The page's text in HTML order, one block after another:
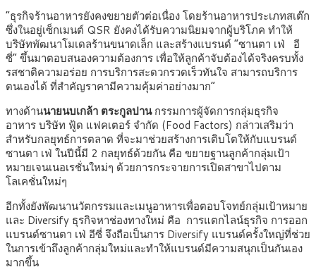
“ธุรกิจร้านอาหารยังคงขยายตัวต่อเนื่อง โดยร้านอาหารประเภทสเต๊ก
ซึ่งในอยู่เซ็กเมนต์ QSR ยังคงได้รับความนิยมจากผู้บริโภค ทำให้
บริษัทพัฒนาโมเดลร้านขนาดเล็ก และสร้างแบรนด์ “ซานตา เฟ่ อี
ซี่” ขึ้นมาตอบสนองความต้องการ เพื่อให้ลูกค้าจับต้องได้จริงครบทั้ง
รสชาติความอร่อย การบริการสะดวกรวดเร็วทันใจ สามารถบริการ
ตนเองได้ ที่สำคัญราคามีความคุ้มค่าอย่างมาก”
ทางด้านนายนบเกล้า ตระกูลปานกรรมการผู้จัดการกลุ่มธุรกิจ
อาหาร บริษัท ฟู้ด แฟคเตอร์ จำกัด (Food Factors) กล่าวเสริมว่า
สำหรับกลยุทธ์การตลาด ที่จะมาช่วยสร้างการเติบโตให้กับแบรนด์
ซานตา เฟ่ ในปีนี้มี 2 กลยุทธ์ด้วยกัน คือ ขยายฐานลูกค้ากลุ่มเป้า
หมายเจนเนอเรชั่นใหม่ๆ ด้วยการกระจายการเปิดสาขาไปตาม
โลเคชั่นใหม่ๆ
อีกทั้งยังพัฒนานวัตกรรมและเมนูอาหารเพื่อตอบโจทย์กลุ่มเป้าหมาย
และ Diversify ธุรกิจหาช่องทางใหม่ คือ การแตกไลน์ธุรกิจ การออก
แบรนด์ซานตา เฟ่ อีซี่ จึงถือเป็นการ Diversify แบรนด์ครั้งใหญ่ที่ช่วย
ในการเข้าถึงลูกค้ากลุ่มใหม่และทำให้แบรนด์มีความสนุกเป็นกันเอง
มากขึ้น